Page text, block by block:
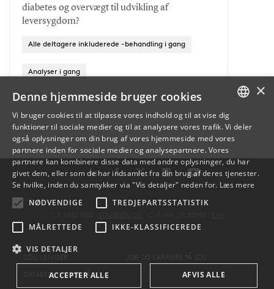
diabetes og overvægt til udvikling af
leversygdom?
Alle deltagere inkluderede -behandling i gang
Analyser i gang
Se mere
SDU VEJVISER
JOB OG KARRIERE PÅ SDU
DATABESKYTTELSE PÅ SDU
DANISH
DANISH
×
Denne hjemmeside bruger cookies
Vi bruger cookies til at tilpasse vores indhold og til at vise dig
funktioner til sociale medier og til at analysere vores trafik. Vi deler
også oplysninger om din brug af vores hjemmeside med vores
partnere inden for sociale medier og analysepartnere. Vores
partnere kan kombinere disse data med andre oplysninger, du har
givet dem, eller som de har indsamlet fra din brug af deres tjenester.
Se hvilke, inden du samtykker via "Vis detaljer" neden for. Læs mere
NØDVENDIGE
TREDJEPARTSSTATISTIK
MÅLRETTEDE IKKE-KLASSIFICEREDE
VIS DETALJER
ACCEPTER ALLE AFVIS ALLE